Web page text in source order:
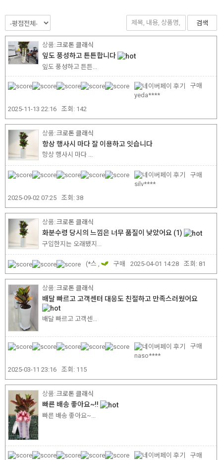
검색
크로톤 클래식
잎도 풍성하고 튼튼합니다
잎도 풍성하고 튼튼...
yeda****
구매
2025-11-13 22:16 조회: 142
크로톤 클래식
항상 행사시 마다 잘 이용하고 잇습니다
항상 행사시 마다 ...
silv****
구매
2025-09-02 07:25 조회: 38
크로톤 클래식
화분수령 당시의 느낌은 너무 품질이 낮았어요 (1)
구입한지는 오래됐지...
(*스 , 구매 2025-04-01 14:28 조회: 81
크로톤 클래식
배달 빠르고 고객센터 대응도 친절하고 만족스러웠어요
배달 빠르고 고객센...
naso****
구매
2025-03-11 23:16 조회: 115
크로톤 클래식
빠른 배송 좋아요~!!
빠른 배송 좋아요~...
구매